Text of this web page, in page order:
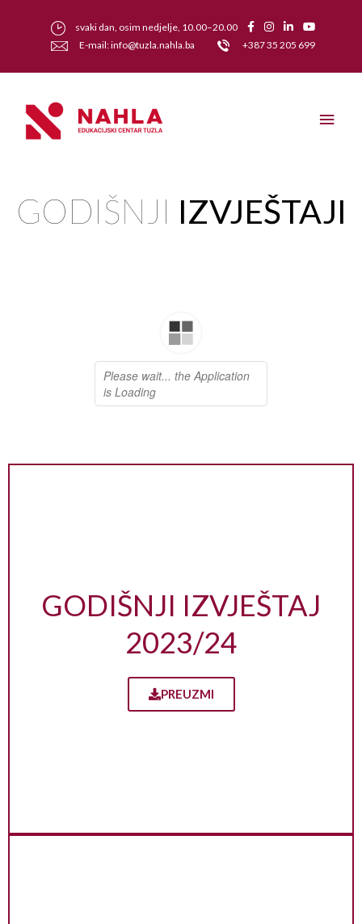
svaki dan, osim nedjelje, 10.00–20.00
E-mail: info@tuzla.nahla.ba
+387 35 205 699
GODIŠNJI IZVJEŠTAJI
GODIŠNJI IZVJEŠTAJ
2023/24
PREUZMI